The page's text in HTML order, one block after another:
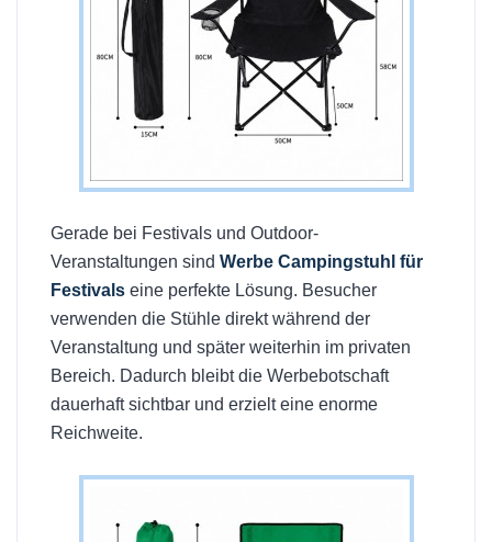
Gerade bei Festivals und Outdoor-
Veranstaltungen sind Werbe Campingstuhl für
Festivals eine perfekte Lösung. Besucher
verwenden die Stühle direkt während der
Veranstaltung und später weiterhin im privaten
Bereich. Dadurch bleibt die Werbebotschaft
dauerhaft sichtbar und erzielt eine enorme
Reichweite.